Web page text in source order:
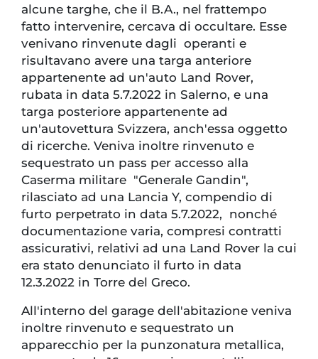
alcune targhe, che il B.A., nel frattempo
fatto intervenire, cercava di occultare. Esse
venivano rinvenute dagli operanti e
risultavano avere una targa anteriore
appartenente ad un'auto Land Rover,
rubata in data 5.7.2022 in Salerno, e una
targa posteriore appartenente ad
un'autovettura Svizzera, anch'essa oggetto
di ricerche. Veniva inoltre rinvenuto e
sequestrato un pass per accesso alla
Caserma militare "Generale Gandin",
rilasciato ad una Lancia Y, compendio di
furto perpetrato in data 5.7.2022, nonché
documentazione varia, compresi contratti
assicurativi, relativi ad una Land Rover la cui
era stato denunciato il furto in data
12.3.2022 in Torre del Greco.
All'interno del garage dell'abitazione veniva
inoltre rinvenuto e sequestrato un
apparecchio per la punzonatura metallica,